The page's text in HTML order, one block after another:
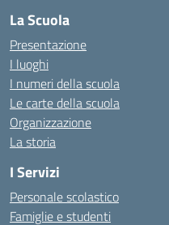
La Scuola
Presentazione
I luoghi
I numeri della scuola
Le carte della scuola
Organizzazione
La storia
I Servizi
Personale scolastico
Famiglie e studenti